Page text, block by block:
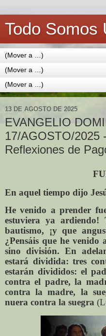
Todo Somos
13 DE AGOSTO DE 2025
EVANGELIO
17/AGOSTO/2025
Reflexiones de
En aquel tiempo dijo
He venido a prender
estuviera ya
bautismo, ¡y que
¿Pensáis que he
sino división. En
estará dividida: tres
estarán divididos: el
contra el padre, la
contra la madre, la
nuera contra la suegra